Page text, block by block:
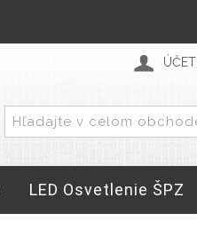
ÚČET
LED Osvetlenie ŠPZ